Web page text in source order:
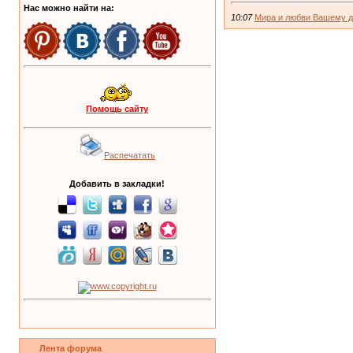
Нас можно найти на:
Помощь сайту
Распечатать
Добавить в закладки!
Лента форума
10:07 Мира и любви Вашему